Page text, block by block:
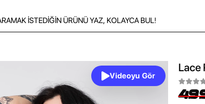
Videoyu Gör
Lace